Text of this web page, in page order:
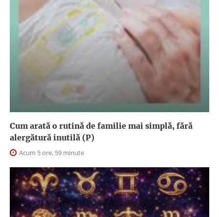
Cum arată o rutină de familie mai simplă, fără
alergătură inutilă (P)
Acum 5 ore, 59 minute